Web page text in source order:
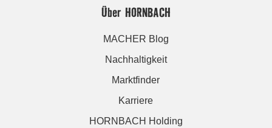
Über HORNBACH
MACHER Blog
Nachhaltigkeit
Marktfinder
Karriere
HORNBACH Holding